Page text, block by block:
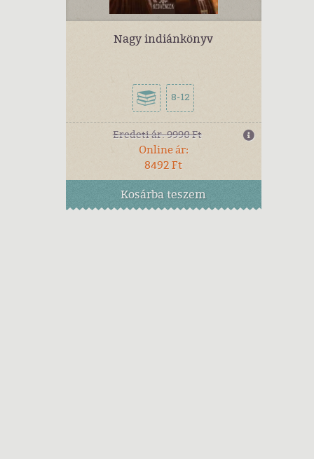
Nagy indiánkönyv
8-12
Eredeti ár:9990 Ft
Online ár:
8492 Ft
Kosárbateszem